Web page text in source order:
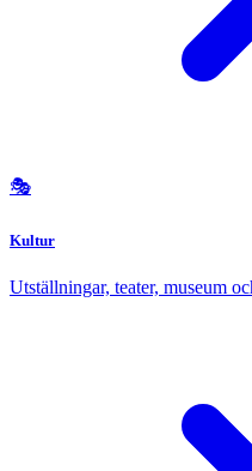
🎭
Kultur
Utställningar, teater, museum